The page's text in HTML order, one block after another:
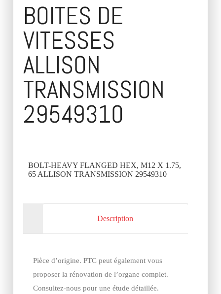
BOITES DE
VITESSES
ALLISON
TRANSMISSION
29549310
BOLT-HEAVY FLANGED HEX, M12 X 1.75,
65 ALLISON TRANSMISSION 29549310
Description
Pièce d’origine. PTC peut également vous
proposer la rénovation de l’organe complet.
Consultez-nous pour une étude détaillée.